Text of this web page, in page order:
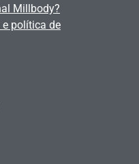
Millbody?
e política de